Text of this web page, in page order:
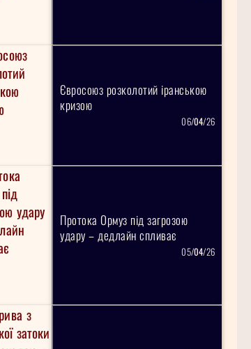
Євросоюз розколотий іранською
кризою
06/04/26
Протока Ормуз під загрозою
удару – дедлайн спливає
05/04/26